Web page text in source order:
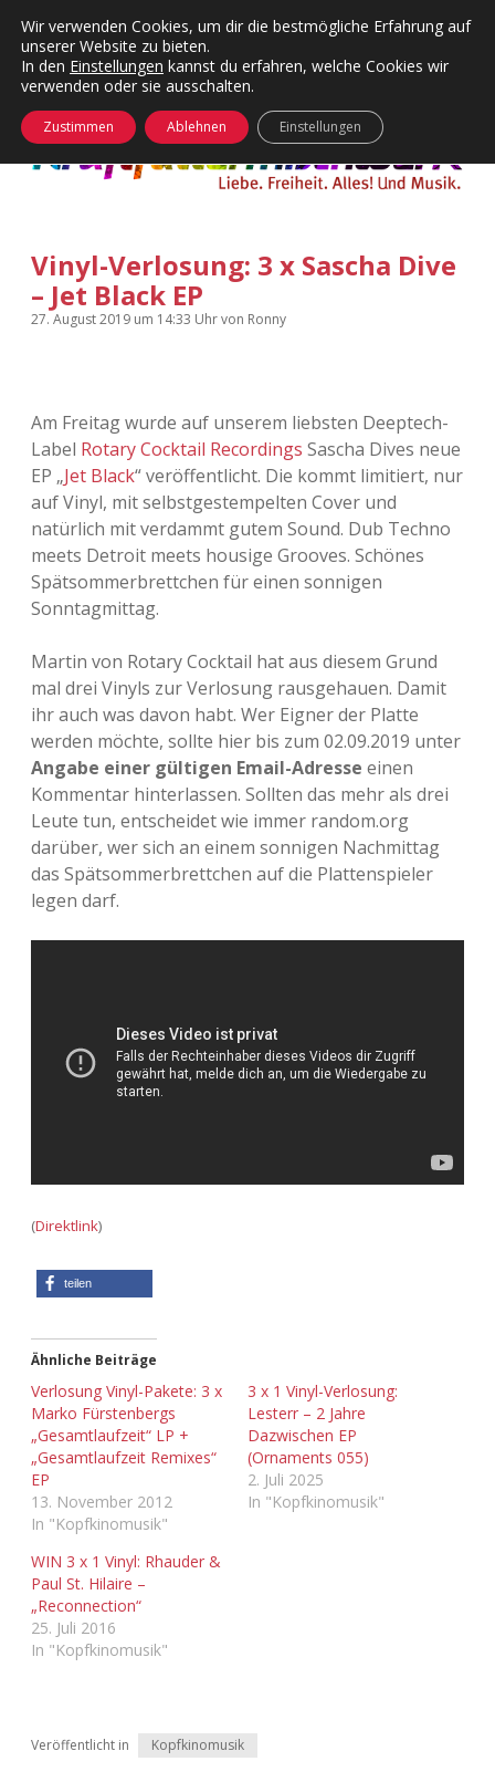
Kategorien
Menü
24 Hours Chilling
Die Wende
KFMW-Disco
kfmw.stuff
Nur mal so
Täglicher Sinnwahn
Visuelles
Wandnotizen
KFMW-Disco
Dates
Contact
Adventskalender
Adventskalender 2011
Adventskalender 2012
Adventskalender 2013
Adventskalender 2014
Adventskalender 2016
Adventskalender 2017
Adventskalender 2018
Adventskalender 2019
Adventskalender 2023
öffnen
Vinyl-Verlosung: 3 x Sascha Dive
– Jet Black EP
27. August 2019 um 14:33 Uhrvon Ronny
Am Freitag wurde auf unserem liebsten Deeptech-
Label Rotary Cocktail Recordings Sascha Dives neue
EP „Jet Black“ veröffentlicht. Die kommt limitiert, nur
auf Vinyl, mit selbstgestempelten Cover und
natürlich mit verdammt gutem Sound. Dub Techno
meets Detroit meets housige Grooves. Schönes
Spätsommerbrettchen für einen sonnigen
Sonntagmittag.
Martin von Rotary Cocktail hat aus diesem Grund
mal drei Vinyls zur Verlosung rausgehauen. Damit
ihr auch was davon habt. Wer Eigner der Platte
werden möchte, sollte hier bis zum 02.09.2019 unter
Angabe einer gültigen Email-Adresse einen
Kommentar hinterlassen. Sollten das mehr als drei
Leute tun, entscheidet wie immer random.org
darüber, wer sich an einem sonnigen Nachmittag
das Spätsommerbrettchen auf die Plattenspieler
legen darf.
(Direktlink)
teilen
Ähnliche Beiträge
Verlosung Vinyl-Pakete: 3 x
Marko Fürstenbergs
„Gesamtlaufzeit“ LP +
„Gesamtlaufzeit Remixes“
EP
13. November 2012
In "Kopfkinomusik"
3 x 1 Vinyl-Verlosung:
Lesterr – 2 Jahre
Dazwischen EP
(Ornaments 055)
2. Juli 2025
In "Kopfkinomusik"
WIN 3 x 1 Vinyl: Rhauder &
Paul St. Hilaire –
„Reconnection“
25. Juli 2016
In "Kopfkinomusik"
Veröffentlicht in Kopfkinomusik
Wir verwenden Cookies, um dir die bestmögliche Erfahrung auf
unserer Website zu bieten.
In den Einstellungen kannst du erfahren, welche Cookies wir
verwenden oder sie ausschalten.
Zustimmen Ablehnen Einstellungen